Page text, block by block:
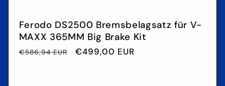
Ferodo DS2500 Bremsbelagsatz für V-
MAXX 365MM Big Brake Kit
Normaler
€586,94 EUR Verkaufspreis
€499,00 EUR